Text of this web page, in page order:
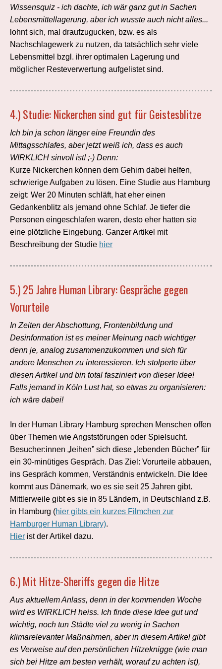
Wissensquiz - ich dachte, ich wär ganz gut in Sachen
Lebensmittellagerung, aber ich wusste auch nicht alles...
lohnt sich, mal draufzugucken, bzw. es als
Nachschlagewerk zu nutzen, da tatsächlich sehr viele
Lebensmittel bzgl. ihrer optimalen Lagerung und
möglicher Resteverwertung aufgelistet sind.
4.)Studie: Nickerchen sind gut für Geistesblitze
Ich bin ja schon länger eine Freundin des
Mittagsschlafes, aber jetzt weiß ich, dass es auch
WIRKLICH sinvoll ist! ;-) Denn:
Kurze Nickerchen können dem Gehirn dabei helfen,
schwierige Aufgaben zu lösen. Eine Studie aus Hamburg
zeigt: Wer 20 Minuten schläft, hat eher einen
Gedankenblitz als jemand ohne Schlaf. Je tiefer die
Personen eingeschlafen waren, desto eher hatten sie
eine plötzliche Eingebung. Ganzer Artikel mit
Beschreibung der Studie hier
5.)25 Jahre Human Library: Gespräche gegen
Vorurteile
In Zeiten der Abschottung, Frontenbildung und
Desinformation ist es meiner Meinung nach wichtiger
denn je, analog zusammenzukommen und sich für
andere Menschen zu interessieren. Ich stolperte über
diesen Artikel und bin total fasziniert von dieser Idee!
Falls jemand in Köln Lust hat, so etwas zu organisieren:
ich wäre dabei!
In der Human Library Hamburg sprechen Menschen offen
über Themen wie Angststörungen oder Spielsucht.
Besucher:innen „leihen” sich diese „lebenden Bücher” für
ein 30-minütiges Gespräch. Das Ziel: Vorurteile abbauen,
ins Gespräch kommen, Verständnis entwickeln. Die Idee
kommt aus Dänemark, wo es sie seit 25 Jahren gibt.
Mittlerweile gibt es sie in 85 Ländern, in Deutschland z.B.
in Hamburg (hier gibts ein kurzes Filmchen zur
Hamburger Human Library).
Hier ist der Artikel dazu.
6.)Mit Hitze-Sheriffs gegen die Hitze
Aus aktuellem Anlass, denn in der kommenden Woche
wird es WIRKLICH heiss. Ich finde diese Idee gut und
wichtig, noch tun Städte viel zu wenig in Sachen
klimarelevanter Maßnahmen, aber in diesem Artikel gibt
es Verweise auf den persönlichen Hitzeknigge (wie man
sich bei Hitze am besten verhält, worauf zu achten ist),